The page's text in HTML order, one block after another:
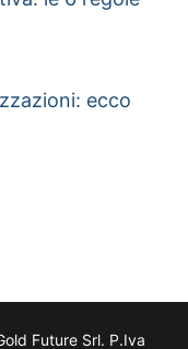
ecco
Future Srl. P.Iva